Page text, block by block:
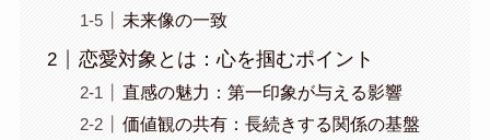
未来像の一致
恋愛対象とは：心を掴むポイント
直感の魅力：第一印象が与える影響
価値観の共有：長続きする関係の基盤